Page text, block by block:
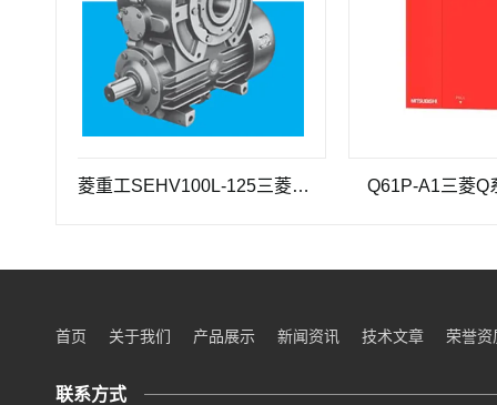
三菱重工SEHV100L-125三菱重工蜗轮蜗杆减速机SEHV100L-125 Q61P-A1三菱Q系列电
首页 关于我们 产品展示 新闻资讯 技术文章 荣誉资
联系方式